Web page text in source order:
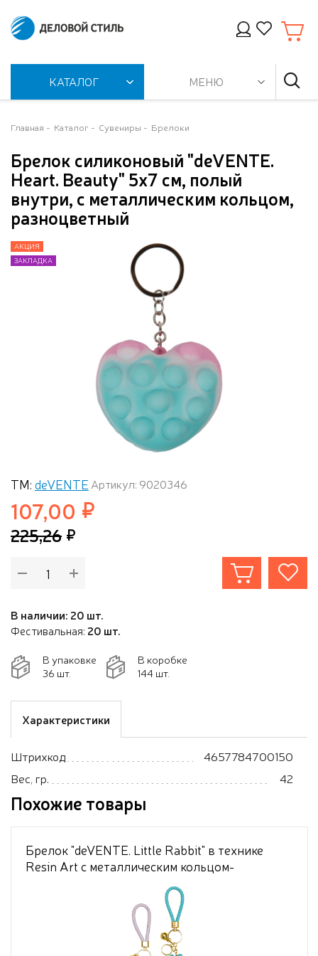
КАТАЛОГ МЕНЮ
Главная Каталог Сувениры Брелоки
Брелок силиконовый "deVENTE.
Heart. Beauty" 5x7 cм, полый
внутри, с металлическим кольцом,
разноцветный
АКЦИЯ
ЗАКЛАДКА
АКЦИЯ
ЗАКЛАДКА
ТМ: deVENTE Артикул: 9020346
107,00
225,26
В наличии: 20 шт.
Фестивальная: 20 шт.
В упаковке
36 шт.
В коробке
144 шт.
Характеристики
Штрихкод
4657784700150
Вес, гр.
42
Похожие товары
Брелок "deVENTE. Little Rabbit" в технике
Resin Art с металлическим кольцом-
карабином и шнурком из полиуретана в
форме зайчика, ассорти 2 дизайна